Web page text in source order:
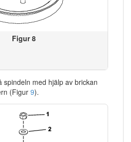
Figur 8
spindeln med hjälp av brickan
(Figur 9).